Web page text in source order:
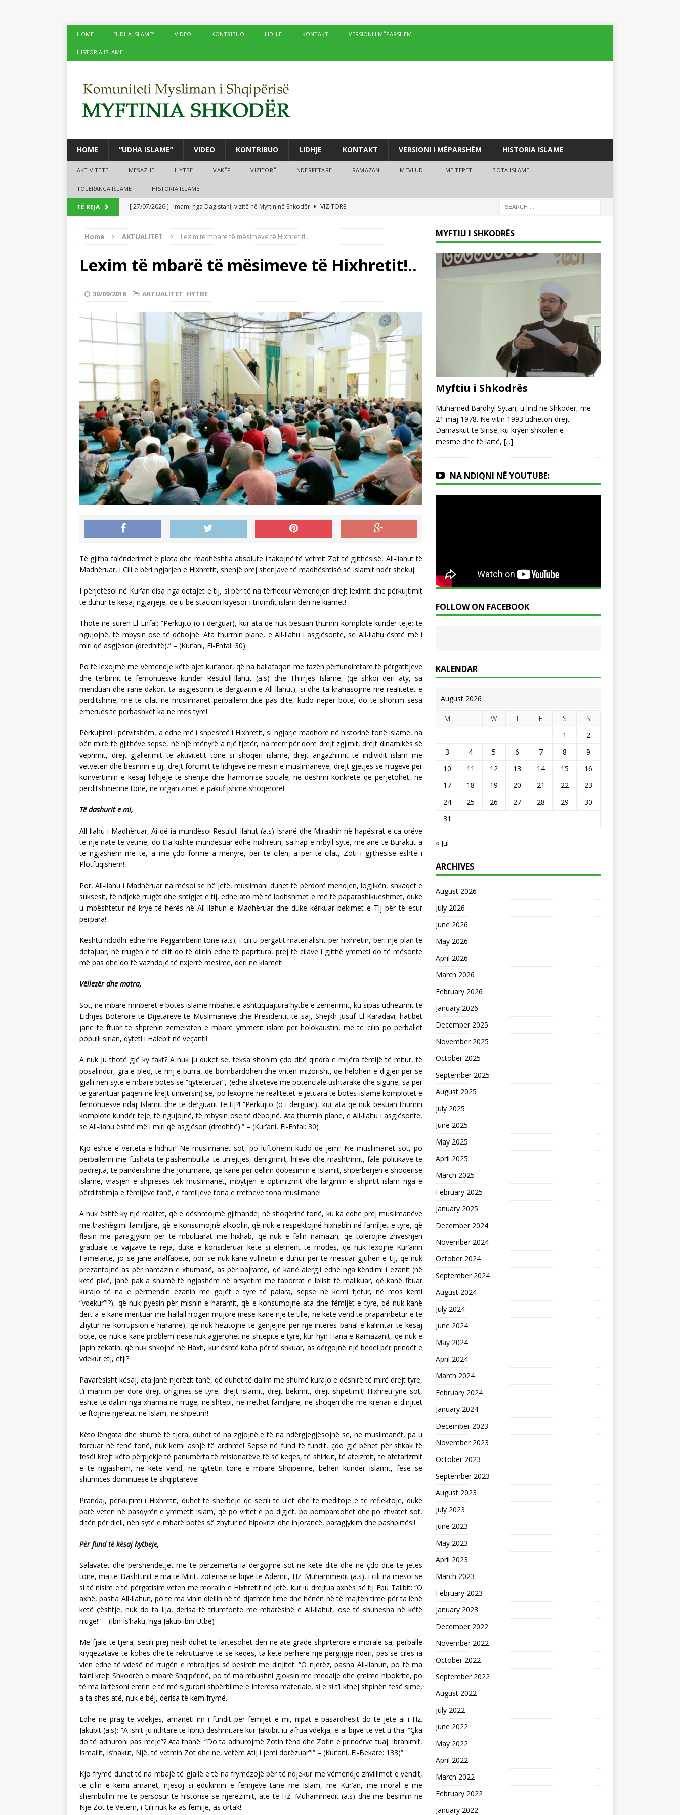
HOME “UDHA ISLAME” VIDEO KONTRIBUO LIDHJE KONTAKT VERSIONI I MËPARSHËM
HISTORIA ISLAME
HOME “UDHA ISLAME” VIDEO KONTRIBUO LIDHJE KONTAKT VERSIONI I MËPARSHËM HISTORIA ISLAME
AKTIVITETE MESAZHE HYTBE VAKËF VIZITORË NDËRFETARE RAMAZAN MEVLUDI MEJTEPET BOTA ISLAME
TOLERANCA ISLAME HISTORIA ISLAME
TË REJA [ 27/07/2026 ] Imami nga Dagistani, vizitë në Myftininë Shkodër
VIZITORË
[ 24/07/2026 ]
Tre mijë vjet dhe fé të njëpasnjëshme në të njëjtin vend, në zemër të Damaskut!
BOTA ISLAME
[ 06/08/2026 ] Myftiu i Shkodrës, mesazh kundër keqpërdorimit të termave të besimit dhe fesë!
Home AKTUALITET Lexim të mbarë të mësimeve të Hixhretit!..
Lexim të mbarë të mësimeve të Hixhretit!..
30/09/2016 AKTUALITET, HYTBE
Të gjitha falënderimet e plota dhe madhështia absolute i takojnë të vetmit Zot të gjithësisë, All-llahut të
Madhëruar, i Cili e bëri ngjarjen e Hixhretit, shenjë prej shenjave të madhështisë së Islamit ndër shekuj.
I përjetësoi në Kur’an disa nga detajet e tij, si për të na tërhequr vëmendjen drejt leximit dhe përkujtimit
të duhur të kësaj ngjarjeje, që u bë stacioni kryesor i triumfit islam deri në kiamet!
Thotë në suren El-Enfal: “Përkujto (o i dërguar), kur ata që nuk besuan thurnin komplote kundër teje; të
ngujojnë, të mbysin ose të dëbojnë. Ata thurrnin plane, e All-llahu i asgjësonte, se All-llahu është më i
miri që asgjëson (dredhitë).” – (Kur’ani, El-Enfal: 30)
Po të lexojmë me vëmendje këtë ajet kur’anor, që na ballafaqon me fazën përfundimtare të përgatitjeve
dhe tërbimit të femohuesve kundër Resulull-llahut (a.s) dhe Thirrjes Islame, (që shkoi deri aty, sa
menduan dhe ranë dakort ta asgjësonin të dërguarin e All-llahut), si dhe ta krahasojmë me realitetet e
përditshme, me të cilat ne muslimanët përballemi ditë pas dite, kudo nëpër botë, do të shohim sesa
emërues të përbashkët ka në mes tyre!
Përkujtimi i përvitshëm, a edhe më i shpeshtë i Hixhretit, si ngjarje madhore në historinë tonë islame, na
bën mirë të gjithëve sepse, në një mënyrë a një tjetër, na merr për dore drejt zgjimit, drejt dinamikës së
veprimit, drejt gjallërimit të aktivitetit tonë si shoqëri islame, drejt angazhimit të individit islam me
vetveten dhe besimin e tij, drejt forcimit të lidhjeve në mesin e muslimanëve, drejt gjetjes së rrugëve për
konvertimin e kësaj lidhjeje të shenjtë dhe harmonisë sociale, në dëshmi konkrete që përjetohet, në
përditshmërinë tonë, në organizimet e pakufijshme shoqërore!
Të dashurit e mi,
All-llahu i Madhëruar, Ai që ia mundësoi Resulull-llahut (a.s) Isranë dhe Miraxhin në hapësirat e ca orëve
të një nate të vetme, do t’ia kishte mundësuar edhe hixhretin, sa hap e mbyll sytë, me anë të Burakut a
të ngjashëm me të, a me çdo formë a mënyrë, për të cilën, a për të cilat, Zoti i gjithësisë është i
Plotfuqishëm!
Por, All-llahu i Madhëruar na mësoi se në jetë, muslimani duhet të përdorë mendjen, logjikën, shkaqet e
suksesit, të ndjekë rrugët dhe shtigjet e tij, edhe ato më të lodhshmet e më të paparashikueshmet, duke
u mbështetur në krye të herës në All-llahun e Madhëruar dhe duke kërkuar bekimet e Tij për të ecur
përpara!
Kështu ndodhi edhe me Pejgamberin tonë (a.s), i cili u përgatit materialisht për hixhretin, bëri një plan të
detajuar, në rrugën e të cilit do të dilnin edhe të papritura, prej të cilave i gjithë ymmeti do të mësonte
më pas dhe do të vazhdojë të nxjerrë mësime, deri në kiamet!
Vëllezër dhe motra,
Sot, në mbarë minberet e botës islame mbahet e ashtuquajtura hytbe e zemërimit, ku sipas udhëzimit të
Lidhjes Botërore të Dijetarëve të Muslimanëve dhe Presidentit të saj, Shejkh Jusuf El-Karadavi, hatibët
janë të ftuar të shprehin zemëratën e mbarë ymmetit islam për holokaustin, me të cilin po përballet
populli sirian, qyteti i Halebit në veçanti!
A nuk ju thotë gjë ky fakt? A nuk ju duket se, teksa shohim çdo ditë qindra e mijëra fëmijë të mitur, të
posalindur, gra e pleq, të rinj e burra, që bombardohen dhe vriten mizorisht, që helohen e digjen për së
gjalli nën sytë e mbarë botës së “qytetëruar”, (edhe shteteve me potenciale ushtarake dhe sigurie, sa për
të garantuar paqen në krejt universin) se, po lexojmë në realitetet e jetuara të botës islame komplotet e
femohuesve ndaj Islamit dhe të dërguarit të tij?! “Përkujto (o i dërguar), kur ata që nuk besuan thurnin
komplote kundër teje; të ngujojnë, të mbysin ose të dëbojnë. Ata thurrnin plane, e All-llahu i asgjësonte,
se All-llahu është më i miri që asgjëson (dredhitë).” – (Kur’ani, El-Enfal: 30)
Kjo është e vërteta e hidhur! Ne muslimanët sot, po luftohemi kudo që jemi! Ne muslimanët sot, po
përballemi me fushata të pashembullta të urrejtjes, denigrimit, hileve dhe mashtrimit, falë politikave të
padrejta, të pandershme dhe johumane, që kanë për qëllim dobësimin e Islamit, shpërbërjen e shoqërisë
islame, vrasjen e shpresës tek muslimanët, mbytjen e optimizmit dhe largimin e shpirtit islam nga e
përditshmja e fëmijëve tanë, e familjeve tona e rretheve tona muslimane!
A nuk është ky një realitet, që e dëshmojmë gjithandej në shoqërinë tonë, ku ka edhe prej muslimanëve
me trashëgimi familjare, që e konsumojnë alkoolin, që nuk e respektojnë hixhabin në familjet e tyre, që
flasin me paragjykim për të mbuluarat me hixhab, që nuk e falin namazin, që tolerojnë zhveshjen
graduale të vajzave të reja, duke e konsideruar këtë si element të modës, që nuk lexojnë Kur’anin
Famëlartë, jo se janë analfabetë, por se nuk kanë vullnetin e duhur për të mësuar gjuhën e tij, që nuk
prezantojnë as për namazin e xhumasë, as për bajrame, që kanë alergji edhe nga këndimi i ezanit (në
këtë pikë, janë pak a shumë të ngjashëm në arsyetim me taborrat e Iblisit të mallkuar, që kanë fituar
kurajo të na e përmendin ezanin me gojët e tyre të palara, sepse ne kemi fjetur, në mos kemi
“vdekur”!?), që nuk pyesin për mishin e haramit, që e konsumojnë ata dhe fëmijët e tyre, që nuk kanë
dert a e kanë merituar me hallall rrogën mujore (nëse kanë një të tillë, në këtë vend të prapambetur e të
zhytur në korrupsion e harame), që nuk hezitojnë të gënjejnë për një interes banal e kalimtar të kësaj
bote, që nuk e kanë problem nëse nuk agjërohet në shtëpitë e tyre, kur hyn Hana e Ramazanit, që nuk e
japin zekatin, që nuk shkojnë në Haxh, kur është koha për të shkuar, as dërgojnë një bedel për prindët e
vdekur etj, etj!?
Pavarësisht kësaj, ata janë njerëzit tanë, që duhet të dalim me shumë kurajo e dëshirë të mirë drejt tyre,
t’i marrim për dore drejt origjinës së tyre, drejt Islamit, drejt bekimit, drejt shpëtimit! Hixhreti ynë sot,
është të dalim nga xhamia në rrugë, në shtëpi, në rrethet familjare, në shoqëri dhe me krenari e dinjitet
të ftojmë njerëzit në Islam, në shpëtim!
Këto lëngata dhe shumë të tjera, duhet të na zgjojnë e të na ndërgjegjësojnë se, ne muslimanët, pa u
forcuar në fenë tonë, nuk kemi asnjë të ardhme! Sepse në fund të fundit, çdo gjë bëhet për shkak të
fesë! Krejt këto përpjekje të panumërta të misionarëve të së keqes, të shirkut, të ateizmit, të afetarizmit
e të ngjashëm, në këtë vend, në qytetin tonë e mbarë Shqipërinë, bëhen kundër Islamit, fesë së
shumicës dominuese të shqiptarëve!
Prandaj, përkujtimi i Hixhretit, duhet të shërbejë që secili të ulet dhe të meditojë e të reflektojë, duke
parë veten në pasqyrën e ymmetit islam, që po vritet e po digjet, po bombardohet dhe po zhvatet sot,
ditën për diell, nën sytë e mbarë botës së zhytur në hipokrizi dhe injorancë, paragjykim dhe pashpirtësi!
Për fund të kësaj hytbeje,
Salavatet dhe përshëndetjet më të përzemërta ia dërgojmë sot në këtë ditë dhe në çdo ditë të jetës
tonë, ma të Dashtunit e ma të Mirit, zotërisë së bijve të Ademit, Hz. Muhammedit (a.s), i cili na mësoi se
si të nisim e të përgatisim veten me moralin e Hixhretit në jetë, kur iu drejtua axhës së tij Ebu Talibit: “O
axhë, pasha All-llahun, po të ma vinin diellin në të djathtën time dhe hënën në të majtën time për ta lënë
këtë çështje, nuk do ta lija, derisa të triumfonte me mbarësinë e All-llahut, ose të shuhesha në këtë
rrugë!” – (Ibn Is’haku, nga Jakub ibni Utbe)
Me fjalë të tjera, secili prej nesh duhet të lartësohet deri në atë gradë shpirtërore e morale sa, përballë
kryqëzatave të kohës dhe të rekrutuarve të së keqes, ta ketë përherë një përgjigje nderi, pas së cilës ia
vlen edhe të vdesë në rrugën e mbrojtjes së besimit me dinjitet: “O njerëz, pasha All-llahun, po të ma
falni krejt Shkodrën e mbarë Shqipërinë, po të ma mbushni gjoksin me medalje dhe çmime hipokrite, po
të ma lartësoni emrin e të më siguroni shpërblime e interesa materiale, si e si t’i kthej shpinën fesë sime,
a ta shes atë, nuk e bëj, derisa të kem frymë.
Edhe në prag të vdekjes, amaneti im i fundit për fëmijët e mi, nipat e pasardhësit do të jetë ai i Hz.
Jakubit (a.s): “A ishit ju (ithtarë të librit) dëshmitarë kur Jakubit iu afrua vdekja, e ai bijve të vet u tha: “Çka
do të adhuroni pas meje”? Ata thanë: “Do ta adhurojmë Zotin tënd dhe Zotin e prindërve tuaj: Ibrahimit,
Ismailit, Is’hakut, Një, të vetmin Zot dhe ne, vetëm Atij i jemi dorëzuar”!” – (Kur’ani, El-Bekare: 133)”
Kjo frymë duhet të na mbajë të gjallë e të na frymëzojë për të ndjekur me vëmendje zhvillimet e vendit,
të cilin e kemi amanet, njësoj si edukimin e fëmijëve tanë me Islam, me Kur’an, me moral e me
shembullin më të përsosur të historisë së njerëzimit, atë të Hz. Muhammedit (a.s) dhe me besimin në
Një Zot të Vetëm, i Cili nuk ka as fëmijë, as ortak!
MYFTIU I SHKODRËS
Myftiu i Shkodrës
Muhamed Bardhyl Sytari, u lind në Shkodër, më
21 maj 1978. Në vitin 1993 udhëton drejt
Damaskut të Sirisë, ku kryen shkollën e
mesme dhe të lartë, [...]
NA NDIQNI NË YOUTUBE:
FOLLOW ON FACEBOOK
KALENDAR
August 2026
M T W T F S
S
1
2
3
4 5 6 7 8
9
10
11 12 13 14 15
16
17
18 19 20 21 22
23
24
25 26 27 28 29
30
31
« Jul
ARCHIVES
August 2026
July 2026
June 2026
May 2026
April 2026
March 2026
February 2026
January 2026
December 2025
November 2025
October 2025
September 2025
August 2025
July 2025
June 2025
May 2025
April 2025
March 2025
February 2025
January 2025
December 2024
November 2024
October 2024
September 2024
August 2024
July 2024
June 2024
May 2024
April 2024
March 2024
February 2024
January 2024
December 2023
November 2023
October 2023
September 2023
August 2023
July 2023
June 2023
May 2023
April 2023
March 2023
February 2023
January 2023
December 2022
November 2022
October 2022
September 2022
August 2022
July 2022
June 2022
May 2022
April 2022
March 2022
February 2022
January 2022